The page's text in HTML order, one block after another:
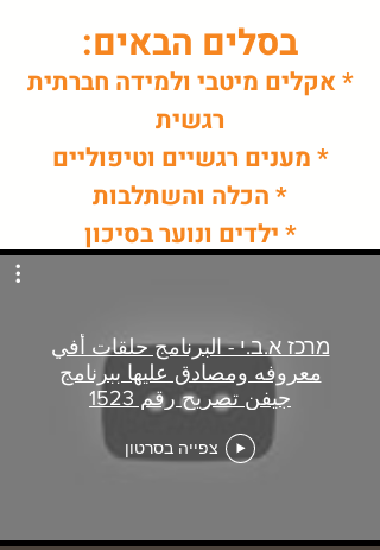
בסלים הבאים:
* אקלים מיטבי ולמידה חברתית
רגשית
* מענים רגשיים וטיפוליים
* הכלה והשתלבות
* ילדים ונוער בסיכון
מרכז א.ב.י - البرنامج حلقات أفي
معروفه ومصادق عليها ببرنامج
جيفن تصريح رقم 1523
צפייה בסרטון